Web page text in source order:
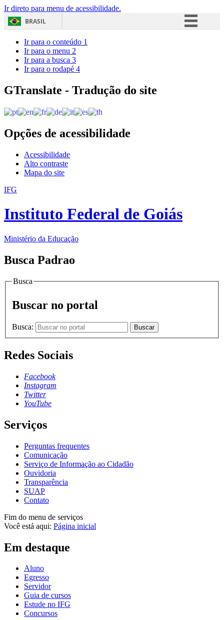
Ir direto para menu de acessibilidade.
BRASIL
Acesso à informação
Ir para o conteúdo 1
Ir para o menu 2
Ir para a busca 3
Ir para o rodapé 4
GTranslate - Tradução do site
Opções de acessibilidade
Acessibilidade
Alto contraste
Mapa do site
IFG
Instituto Federal de Goiás
Ministério da Educação
Busca Padrao
Busca
Buscar no portal
Busca: Buscar
Redes Sociais
Facebook
Instagram
Twitter
YouTube
Serviços
Perguntas frequentes
Comunicação
Serviço de Informação ao Cidadão
Ouvidoria
Transparência
SUAP
Contato
Fim do menu de serviços
Você está aqui: Página inicial
Em destaque
Aluno
Egresso
Servidor
Guia de cursos
Estude no IFG
Concursos